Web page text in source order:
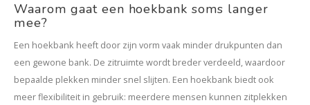
Waarom gaat een hoekbank soms langer
mee?
Een hoekbank heeft door zijn vorm vaak minder drukpunten dan
een gewone bank. De zitruimte wordt breder verdeeld, waardoor
bepaalde plekken minder snel slijten. Een hoekbank biedt ook
meer flexibiliteit in gebruik: meerdere mensen kunnen zitplekken